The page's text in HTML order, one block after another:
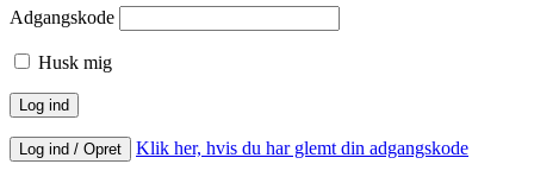
Adgangskode
Husk mig
Log ind / Opret Klik her, hvis du har glemt din adgangskode